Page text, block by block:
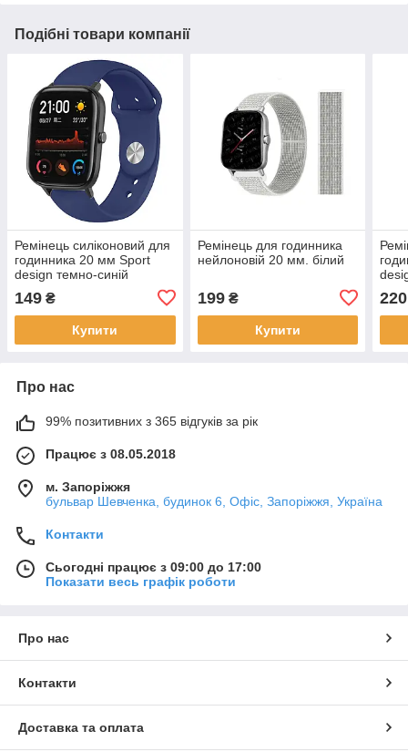
Подібні товари компанії
Ремінець силіконовий для
годинника 20 мм Sport
design темно-синій
149 ₴
Купити
Ремінець для годинника
нейлоновій 20 мм. білий
199₴
Купити
220
Про нас
99% позитивних з 365 відгуків за рік
Працює з 08.05.2018
м. Запоріжжя
бульвар Шевченка, будинок 6, Офіс, Запоріжжя, Україна
Контакти
Сьогодні працює з 09:00 до 17:00
Показати весь графік роботи
Про нас
Контакти
Доставка та оплата